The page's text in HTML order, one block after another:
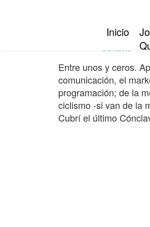
Inicio
José Luis N.
Quiénes
Entre unos y ceros.
comunicación, el
programación; de la
ciclismo -si van de la
Cubrí el último